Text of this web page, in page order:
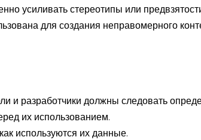
усиливать стереотипы или
для создания неправомерного
и разработчики должны следовать
их использованием.
используются их данные.